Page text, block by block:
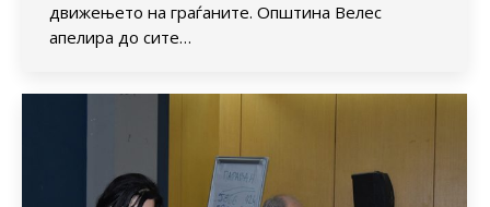
движењето на граѓаните. Општина Велес
апелира до сите…